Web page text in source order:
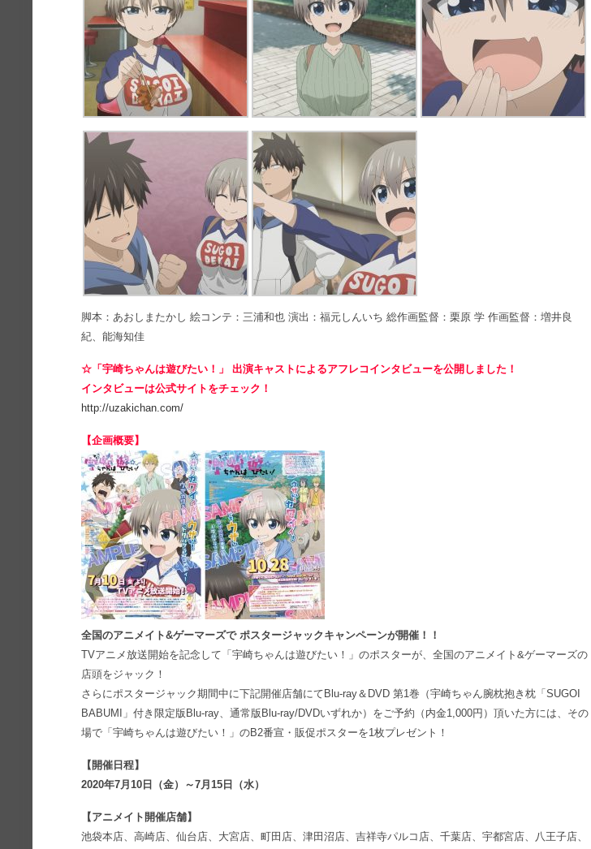
脚本：あおしまたかし 絵コンテ：三浦和也 演出：福元しんいち 総作画監督：栗原 学 作画監督：増井良
紀、能海知佳
☆「宇崎ちゃんは遊びたい！」 出演キャストによるアフレコインタビューを公開しました！
インタビューは公式サイトをチェック！
http://uzakichan.com/
【企画概要】
全国のアニメイト&ゲーマーズで ポスタージャックキャンペーンが開催！！
TVアニメ放送開始を記念して「宇崎ちゃんは遊びたい！」のポスターが、全国のアニメイト&ゲーマーズの
店頭をジャック！
さらにポスタージャック期間中に下記開催店舗にてBlu-ray＆DVD 第1巻（宇崎ちゃん腕枕抱き枕「SUGOI
BABUMI」付き限定版Blu-ray、通常版Blu-ray/DVDいずれか）をご予約（内金1,000円）頂いた方には、その
場で「宇崎ちゃんは遊びたい！」のB2番宣・販促ポスターを1枚プレゼント！
【開催日程】
2020年7月10日（金）～7月15日（水）
【アニメイト開催店舗】
池袋本店、高崎店、仙台店、大宮店、町田店、津田沼店、吉祥寺パルコ店、千葉店、宇都宮店、八王子店、